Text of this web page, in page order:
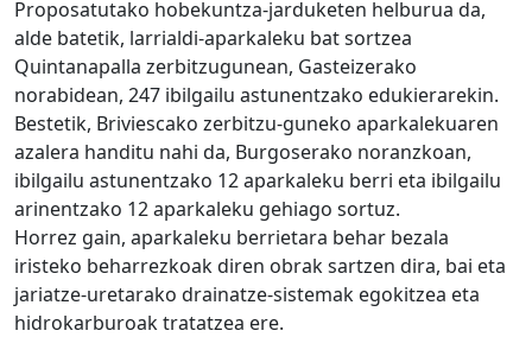
Proposatutako hobekuntza-jarduketen helburua da,
alde batetik, larrialdi-aparkaleku bat sortzea
Quintanapalla zerbitzugunean, Gasteizerako
norabidean, 247 ibilgailu astunentzako edukierarekin.
Bestetik, Briviescako zerbitzu-guneko aparkalekuaren
azalera handitu nahi da, Burgoserako noranzkoan,
ibilgailu astunentzako 12 aparkaleku berri eta ibilgailu
arinentzako 12 aparkaleku gehiago sortuz.
Horrez gain, aparkaleku berrietara behar bezala
iristeko beharrezkoak diren obrak sartzen dira, bai eta
jariatze-uretarako drainatze-sistemak egokitzea eta
hidrokarburoak tratatzea ere.